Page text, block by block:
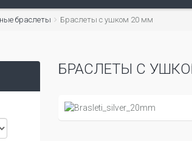
браслеты Браслеты с ушком 20 мм
БРАСЛЕТЫ С